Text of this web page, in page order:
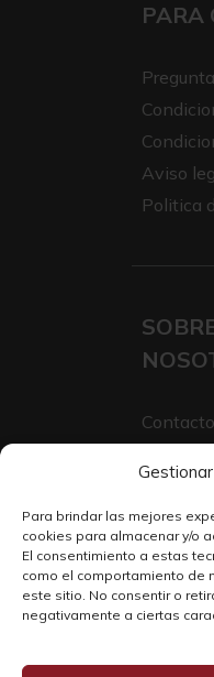
Para brindar las mejores
cookies para almacenar y/o
El consentimiento a estas
como el comportamiento de
este sitio. No consentir o
negativamente a ciertas
PARA
Aviso
Politica
Contacto